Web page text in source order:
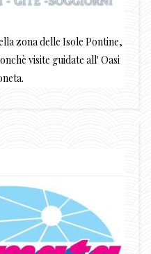
zona delle Isole Pontine,
visite guidate all' Oasi